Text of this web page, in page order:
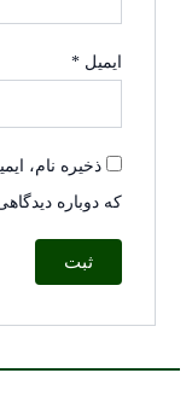
ایمیل *
ذخیره نام،
که دوباره